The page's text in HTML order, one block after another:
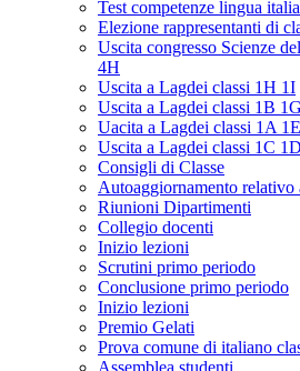
Test competenze lingua
Elezione rappresentanti di
Uscita congresso Scienze
4H
Uscita a Lagdei classi 1H 1I
Uscita a Lagdei classi 1B 1G
Uacita a Lagdei classi 1A
Uscita a Lagdei classi 1C 1D
Consigli di Classe
Autoaggiornamento relativo
Riunioni Dipartimenti
Collegio docenti
Inizio lezioni
Scrutini primo periodo
Conclusione primo periodo
Inizio lezioni
Premio Gelati
Prova comune di italiano